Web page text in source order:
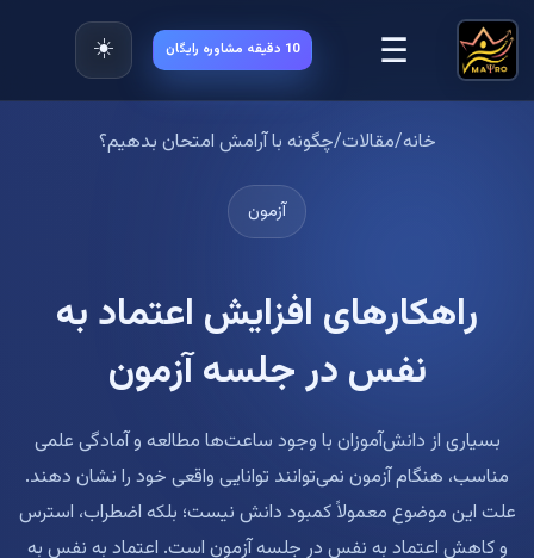
☰
☀️ 10 دقیقه مشاوره رایگان
خانه/مقالات/چگونه با آرامش امتحان بدهیم؟
آزمون
راهکارهای افزایش اعتماد به
نفس در جلسه آزمون
بسیاری از دانش‌آموزان با وجود ساعت‌ها مطالعه و آمادگی علمی
مناسب، هنگام آزمون نمی‌توانند توانایی واقعی خود را نشان دهند.
علت این موضوع معمولاً کمبود دانش نیست؛ بلکه اضطراب، استرس
و کاهش اعتماد به نفس در جلسه آزمون است. اعتماد به نفس به